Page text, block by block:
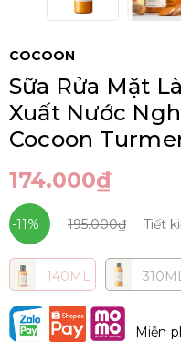
COCOON
Sữa Rửa Mặt
Xuất Nước
Cocoon
174.000₫
-11% 195.000₫ Tiết
140ML 310ML
Miễn